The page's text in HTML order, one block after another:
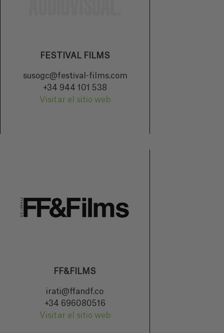
FESTIVAL FILMS
susogc@festival-films.com
+34 944 101 538
Visitar el sitio web
FF&FILMS
irati@ffandf.co
+34 696080516
Visitar el sitio web